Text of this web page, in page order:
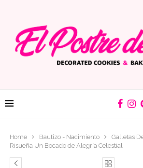
Home Bautizo - Nacimiento
Galletas
Risueña Un Bocado de Alegría Celestial